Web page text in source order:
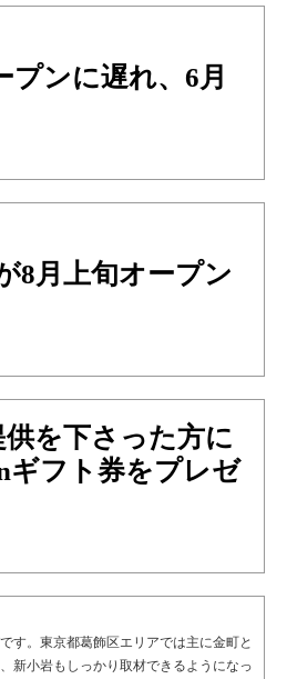
プンに遅れ、6月
8月上旬オープン
供を下さった方に
ギフト券をプレゼ
す。東京都葛飾区エリアでは主に金町と
新小岩もしっかり取材できるようになっ